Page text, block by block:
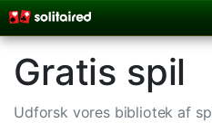
Gratis spil
Udforsk vores bibliotek af